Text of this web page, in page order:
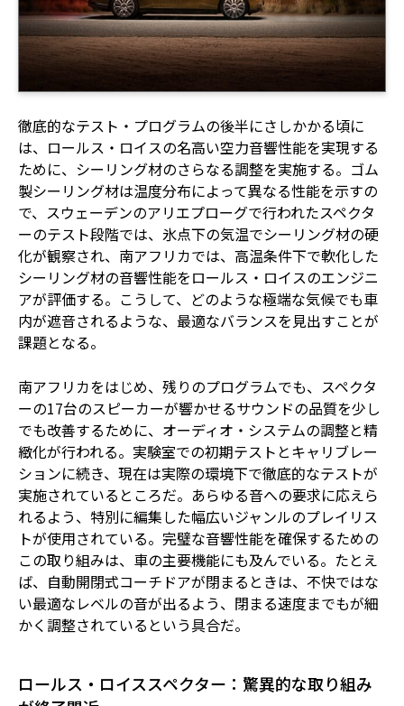
徹底的なテスト・プログラムの後半にさしかかる頃に
は、ロールス・ロイスの名高い空力音響性能を実現する
ために、シーリング材のさらなる調整を実施する。ゴム
製シーリング材は温度分布によって異なる性能を示すの
で、スウェーデンのアリエプローグで行われたスペクタ
ーのテスト段階では、氷点下の気温でシーリング材の硬
化が観察され、南アフリカでは、高温条件下で軟化した
シーリング材の音響性能をロールス・ロイスのエンジニ
アが評価する。こうして、どのような極端な気候でも車
内が遮音されるような、最適なバランスを見出すことが
課題となる。
南アフリカをはじめ、残りのプログラムでも、スペクタ
ーの17台のスピーカーが響かせるサウンドの品質を少し
でも改善するために、オーディオ・システムの調整と精
緻化が行われる。実験室での初期テストとキャリブレー
ションに続き、現在は実際の環境下で徹底的なテストが
実施されているところだ。あらゆる音への要求に応えら
れるよう、特別に編集した幅広いジャンルのプレイリス
トが使用されている。完璧な音響性能を確保するための
この取り組みは、車の主要機能にも及んでいる。たとえ
ば、自動開閉式コーチドアが閉まるときは、不快ではな
い最適なレベルの音が出るよう、閉まる速度までもが細
かく調整されているという具合だ。
ロールス・ロイススペクター：驚異的な取り組み